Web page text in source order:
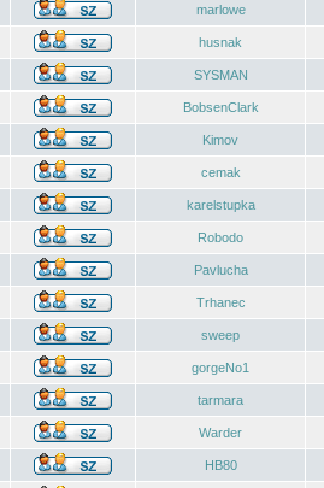
marlowe
husnak
SYSMAN
BobsenClark
Kimov
cemak
karelstupka
Robodo
Pavlucha
Trhanec
sweep
gorgeNo1
tarmara
Warder
HB80